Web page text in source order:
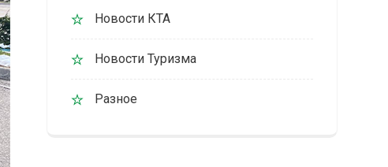
Новости КТА
Новости Туризма
Разное